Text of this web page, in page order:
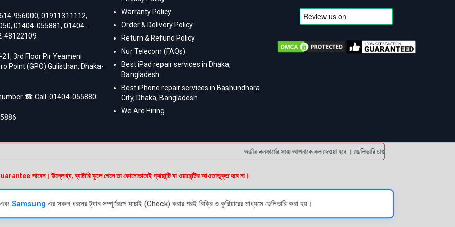
956000,01911311112,
,01404-055881,01404-
48122109
21, 3rd Floor Pir Yeameni
Point (GPO) Gulisthan, Dhaka-
☎ Call:01404-055880
Warranty Policy
Order & Delivery Policy
Return & Refund Policy
Nur Telecom (FAQs)
Best iPad repair services in Dhaka,
Bangladesh
Best iPhone repair services in Bashundhara
City, Dhaka, Bangladesh
We Are Hiring
অর্ডার কনফার্মের সময় আপনাকে কল দেওয়া হবে । ডেলিভারি চার্জটা অগ্রিম (bKash/
পাবেন। উল্লেখ্য, ব্যাটারি ফুলে গেলে তা কোনোভাবেই গ্যারান্টি বা ওয়ারেন্টির আওতাভুক্ত হবে না।
Samsungএর সকল ধরনের ট্যাব সম্পূর্ণরূপে যাচাই (Check) করার পরই বিক্রি ও কুরিয়ারের মাধ্যমে ডেলিভারি করা হয়।